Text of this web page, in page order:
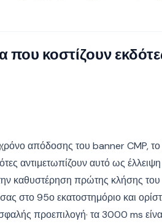
κοστίζουν
απόδοσης του banner CMP, το
αντιμετωπίζουν αυτό ως
καθυστέρηση πρώτης κλήσης του
στο 95ο εκατοστημόριο και
προεπιλογή· τα 3000 ms είναι